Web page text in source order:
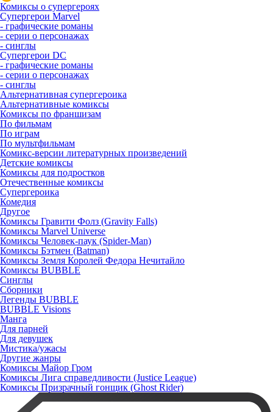
Комиксы о супергероях
Супергерои Marvel
- графические романы
- серии о персонажах
- синглы
Супергерои DC
- графические романы
- серии о персонажах
- синглы
Альтернативная супергероика
Альтернативные комиксы
Комиксы по франшизам
По фильмам
По играм
По мультфильмам
Комикс-версии литературных произведений
Детские комиксы
Комиксы для подростков
Отечественные комиксы
Супергероика
Комедия
Другое
Комиксы Гравити Фолз (Gravity Falls)
Комиксы Marvel Universe
Комиксы Человек-паук (Spider-Man)
Комиксы Бэтмен (Batman)
Комиксы Земля Королей Федора Нечитайло
Комиксы BUBBLE
Синглы
Сборники
Легенды BUBBLE
BUBBLE Visions
Манга
Для парней
Для девушек
Мистика/ужасы
Другие жанры
Комиксы Майор Гром
Комиксы Лига справедливости (Justice League)
Комиксы Призрачный гонщик (Ghost Rider)